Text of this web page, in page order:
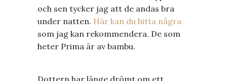
och sen tycker jag att de andas bra
under natten. Här kan du hitta några
som jag kan rekommendera. De som
heter Prima är av bambu.
Dottern har länge drömt om ett